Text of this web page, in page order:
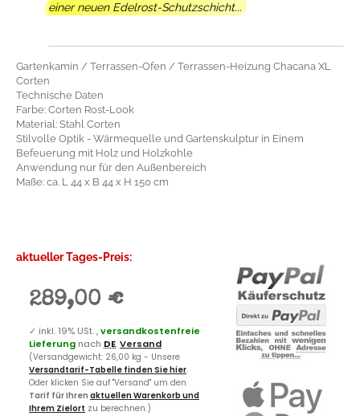
einer neuen Edelrost-Schutzschicht...
Gartenkamin / Terrassen-Ofen / Terrassen-Heizung Chacana XL
Corten
Technische Daten
Farbe: Corten Rost-Look
Material: Stahl Corten
Stilvolle Optik - Wärmequelle und Gartenskulptur in Einem
Befeuerung mit Holz und Holzkohle
Anwendung nur für den Außenbereich
Maße: ca. L 44 x B 44 x H 150 cm
aktueller Tages-Preis:
289,00 €
✓ inkl. 19% USt. ,versandkostenfreie
Lieferung nach DE.Versand
(Versandgewicht: 26,00 kg - Unsere
Versandtarif-Tabelle finden Sie hier.
Oder klicken Sie auf "Versand" um den
Tarif für Ihren aktuellen Warenkorb und
Ihrem Zielort zu berechnen.)